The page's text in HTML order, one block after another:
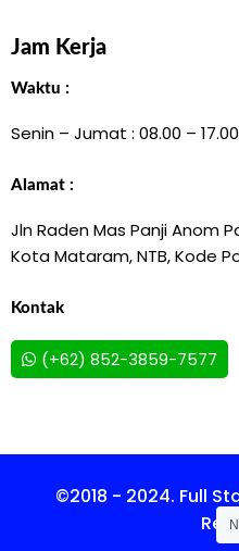
Jam Kerja
Waktu :
Senin – Jumat : 08.00 – 17.00
Alamat :
Jln Raden Mas Panji Anom
Kota Mataram, NTB, Kode
Kontak
(+62) 852-3859-7577
©2018 - 2024. Full